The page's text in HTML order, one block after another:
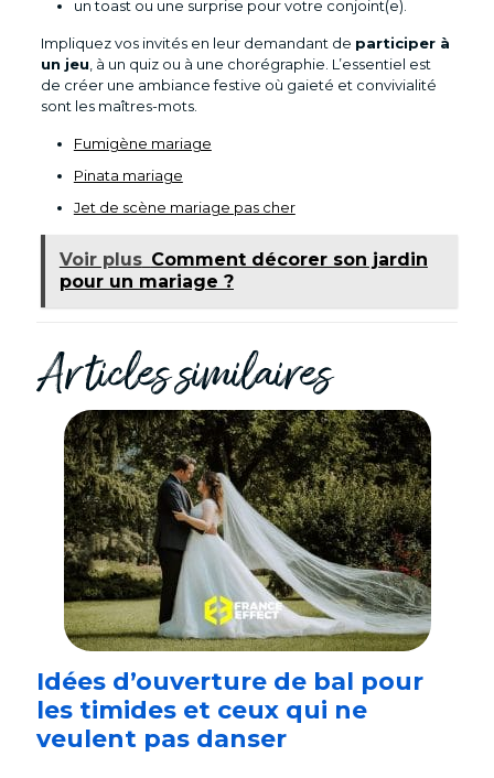
un toast ou une surprise pour votre conjoint(e).
Impliquez vos invités en leur demandant de participer à
un jeu , à un quiz ou à une chorégraphie. L’essentiel est
de créer une ambiance festive où gaieté et convivialité
sont les maîtres-mots.
Fumigène mariage
Pinata mariage
Jet de scène mariage pas cher
Voir plus Comment décorer son jardin
pour un mariage ?
Articles similaires
Idées d’ouverture de bal pour
les timides et ceux qui ne
veulent pas danser